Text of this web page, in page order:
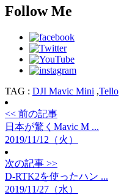
Follow Me
TAG : DJI Mavic Mini ,Tello
<< 前の記事
日本が驚くMavic M ...
2019/11/12（火）
次の記事 >>
D-RTK2を使ったハン ...
2019/11/27（水）